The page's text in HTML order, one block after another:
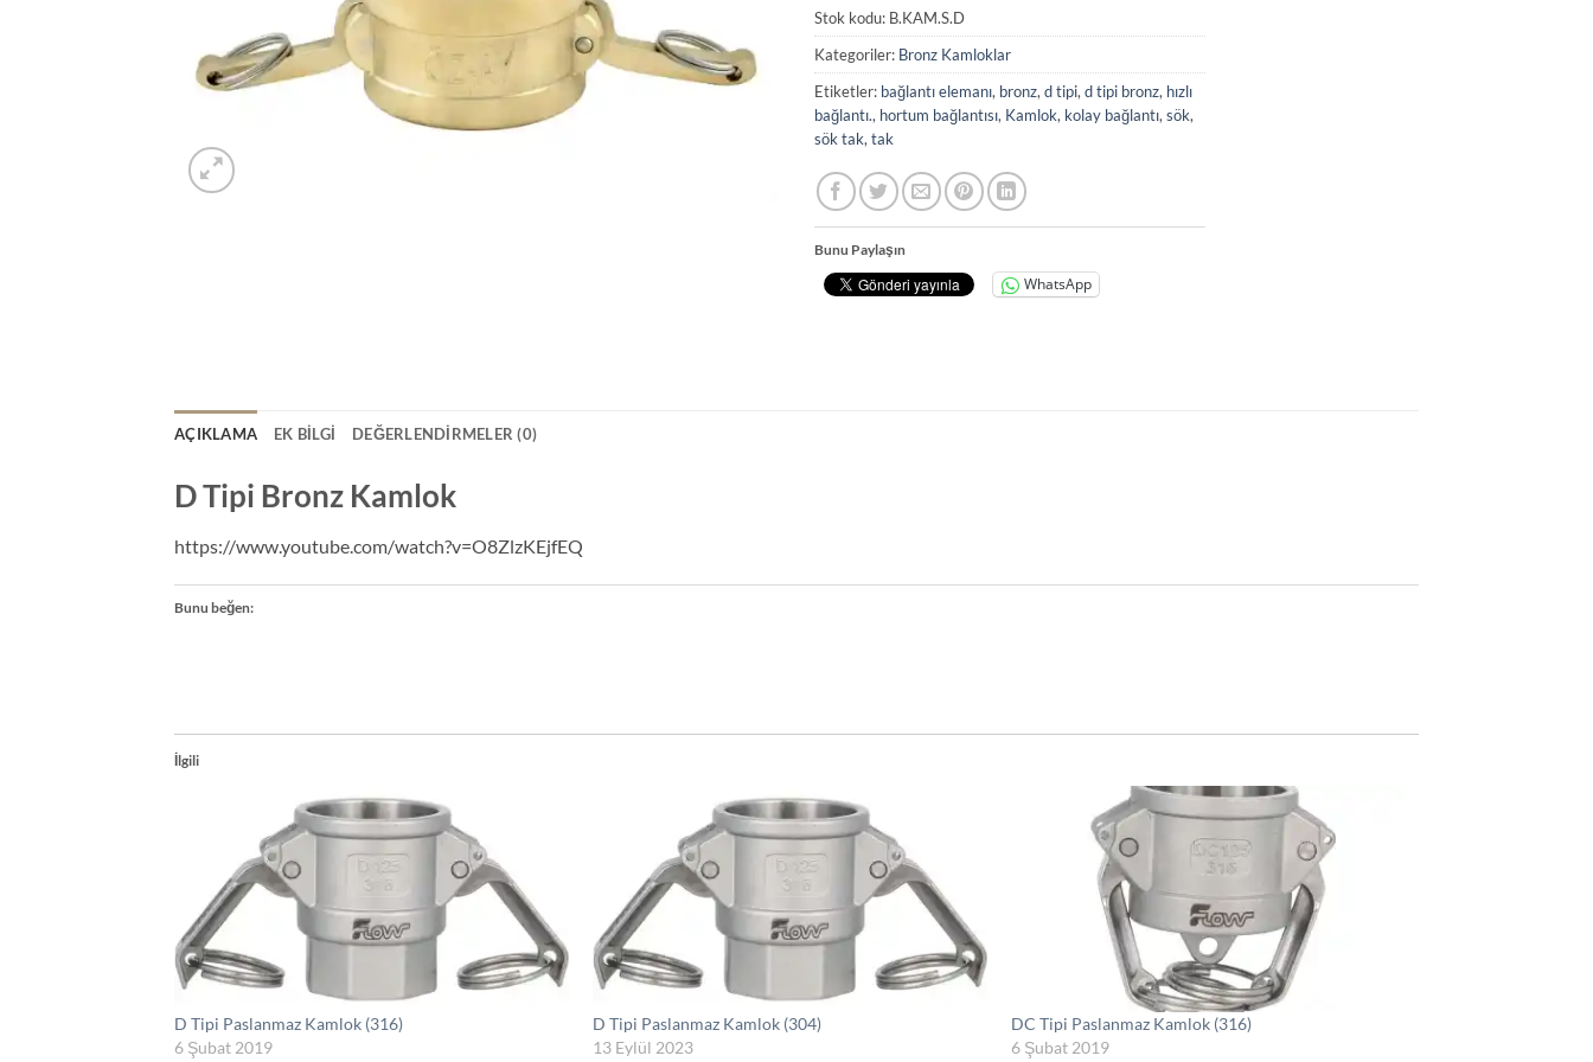
Stok kodu: B.KAM.S.D
Kategoriler: Bronz Kamloklar
Etiketler: bağlantı elemanı, bronz, d tipi, d tipi bronz, hızlı
bağlantı., hortum bağlantısı, Kamlok, kolay bağlantı, sök,
sök tak, tak
Bunu Paylaşın
WhatsApp
AÇIKLAMA EK BILGI DEĞERLENDIRMELER (0)
D Tipi Bronz Kamlok
https://www.youtube.com/watch?v=O8ZlzKEjfEQ
Bunu beğen:
İlgili
D Tipi Paslanmaz Kamlok (316)
6 Şubat 2019
D Tipi Paslanmaz Kamlok (304)
13 Eylül 2023
DC Tipi Paslanmaz Kamlok (316)
6 Şubat 2019